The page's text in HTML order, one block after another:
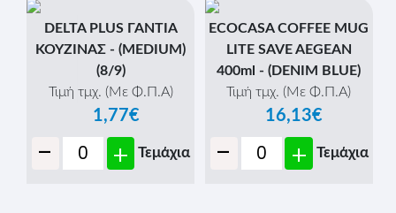
DELTA PLUS ΓΑΝΤΙΑ
ΚΟΥΖΙΝΑΣ - (MEDIUM)
(8/9)
Τιμή τμχ. (Με Φ.Π.Α)
1,77€
- + Τεμάχια
ECOCASA COFFEE MUG
LITE SAVE AEGEAN
400ml - (DENIM BLUE)
Τιμή τμχ. (Με Φ.Π.Α)
16,13€
- + Τεμάχια